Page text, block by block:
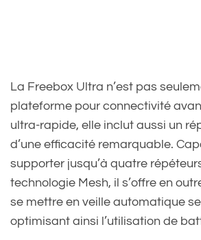
La Freebox Ultra n’est pas
plateforme pour connectivité
ultra-rapide, elle inclut aussi un
d’une efficacité remarquable.
supporter jusqu’à quatre
technologie Mesh, il s’offre en
se mettre en veille automatique
optimisant ainsi l’utilisation de